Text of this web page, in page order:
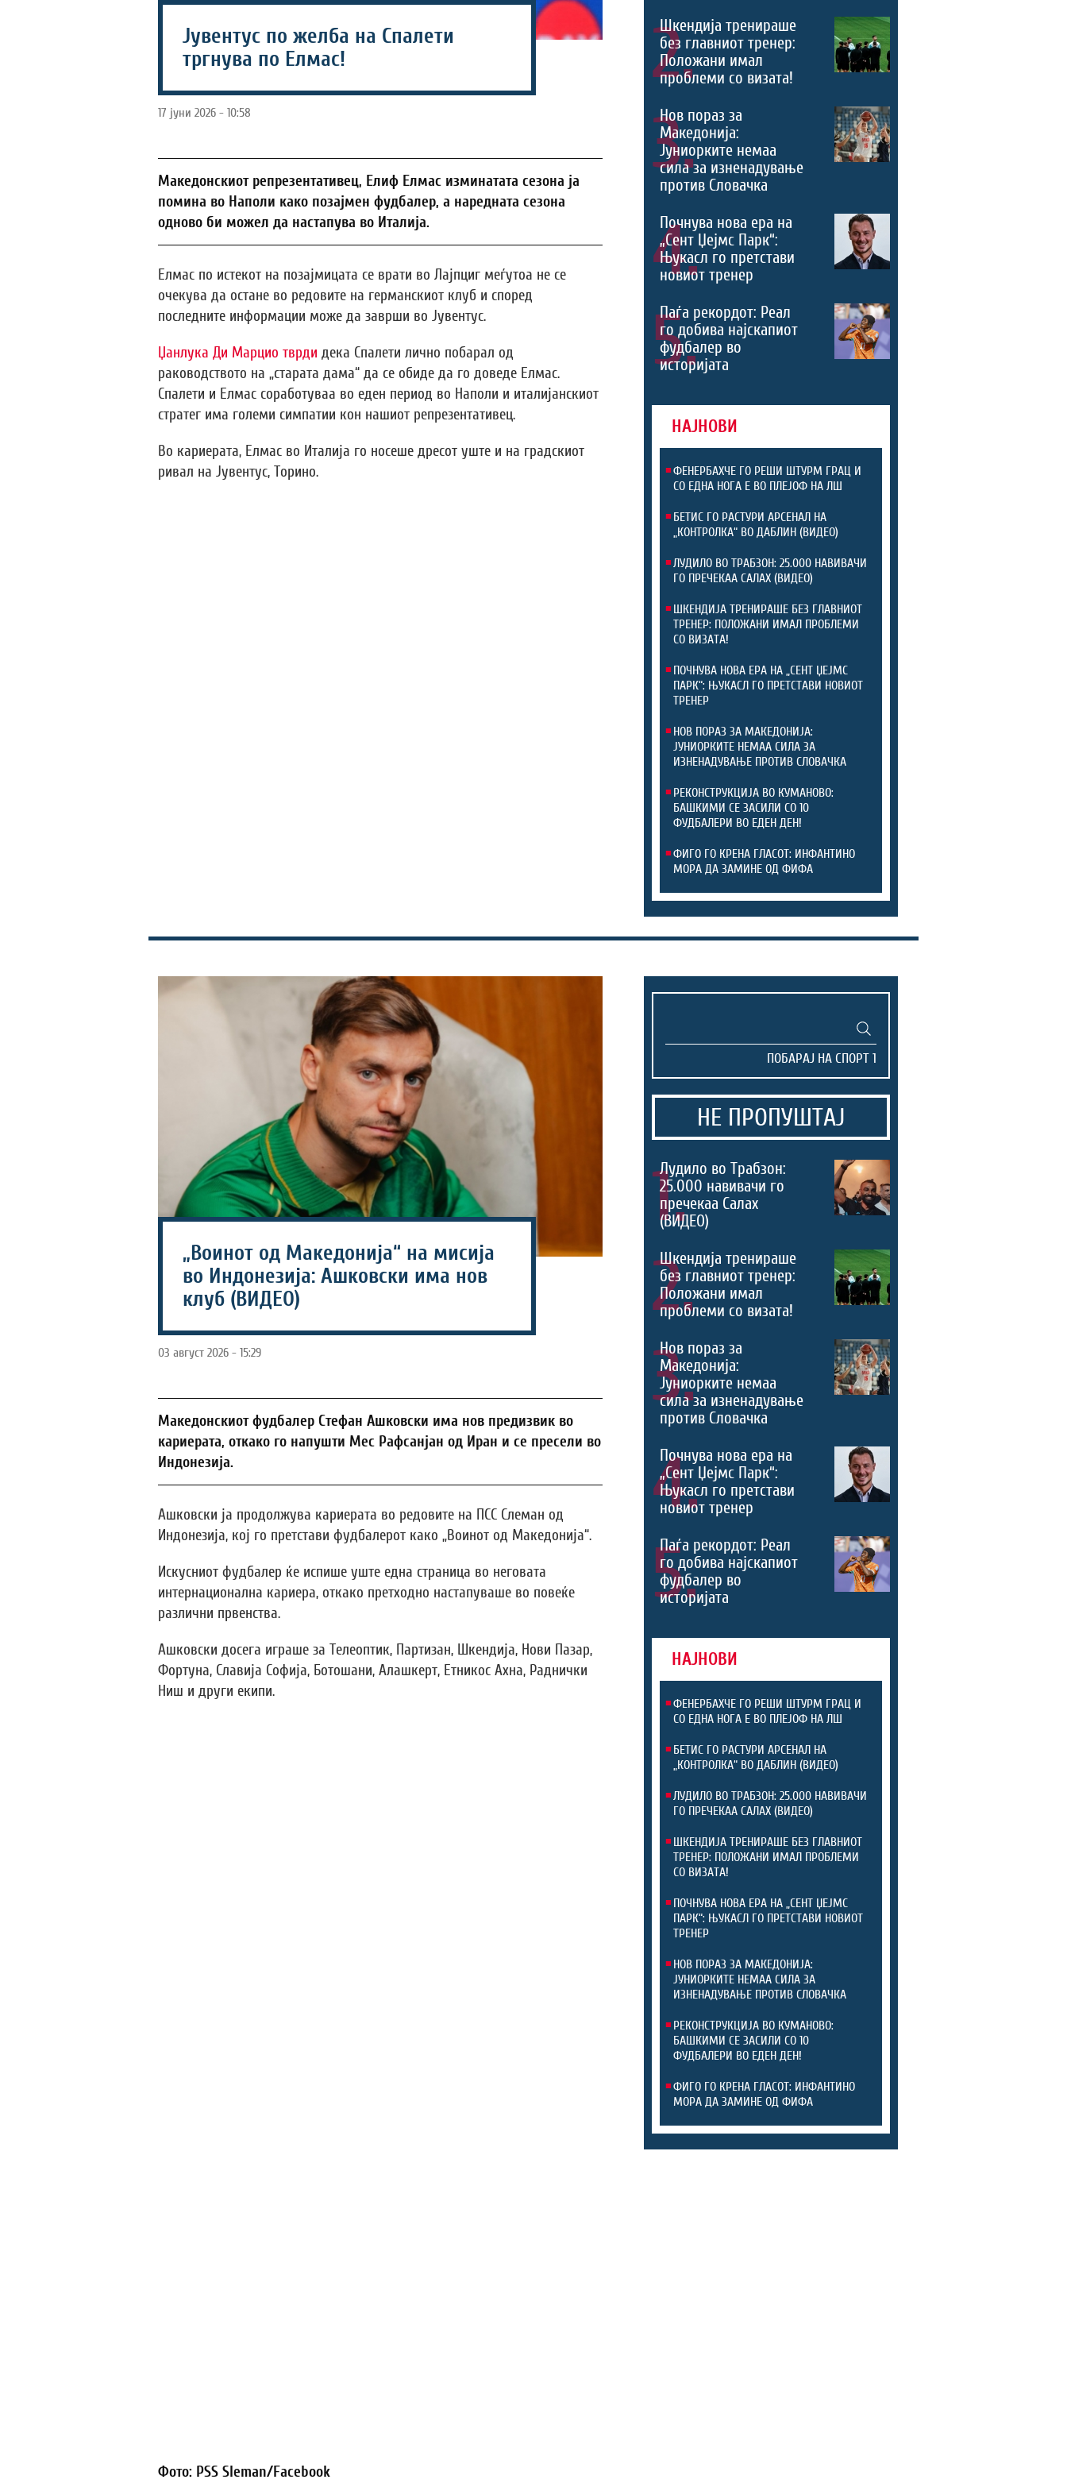
Јувентус по желба на Спалети
тргнува по Елмас!
17 јуни 2026 - 10:58
Македонскиот репрезентативец, Елиф Елмас изминатата сезона ја
помина во Наполи како позајмен фудбалер, а наредната сезона
одново би можел да настапува во Италија.
Елмас по истекот на позајмицата се врати во Лајпциг меѓутоа не се
очекува да остане во редовите на германскиот клуб и според
последните информации може да заврши во Јувентус.
Џанлука Ди Марцио тврди дека Спалети лично побарал од
раководството на „старата дама“ да се обиде да го доведе Елмас.
Спалети и Елмас соработуваа во еден период во Наполи и италијанскиот
стратег има големи симпатии кон нашиот репрезентативец.
Во кариерата, Елмас во Италија го носеше дресот уште и на градскиот
ривал на Јувентус, Торино.
2.
Шкендија тренираше
без главниот тренер:
Положани имал
проблеми со визата!
3.
Нов пораз за
Македонија:
Јуниорките немаа
сила за изненадување
против Словачка
4.
Почнува нова ера на
„Сент Џејмс Парк“:
Њукасл го претстави
новиот тренер
5.
Паѓа рекордот: Реал
го добива најскапиот
фудбалер во
историјата
НАЈНОВИ
ФЕНЕРБАХЧЕ ГО РЕШИ ШТУРМ ГРАЦ И
СО ЕДНА НОГА Е ВО ПЛЕЈОФ НА ЛШ
БЕТИС ГО РАСТУРИ АРСЕНАЛ НА
„КОНТРОЛКА“ ВО ДАБЛИН (ВИДЕО)
ЛУДИЛО ВО ТРАБЗОН: 25.000 НАВИВАЧИ
ГО ПРЕЧЕКАА САЛАХ (ВИДЕО)
ШКЕНДИЈА ТРЕНИРАШЕ БЕЗ ГЛАВНИОТ
ТРЕНЕР: ПОЛОЖАНИ ИМАЛ ПРОБЛЕМИ
СО ВИЗАТА!
ПОЧНУВА НОВА ЕРА НА „СЕНТ ЏЕЈМС
ПАРК“: ЊУКАСЛ ГО ПРЕТСТАВИ НОВИОТ
ТРЕНЕР
НОВ ПОРАЗ ЗА МАКЕДОНИЈА:
ЈУНИОРКИТЕ НЕМАА СИЛА ЗА
ИЗНЕНАДУВАЊЕ ПРОТИВ СЛОВАЧКА
РЕКОНСТРУКЦИЈА ВО КУМАНОВО:
БАШКИМИ СЕ ЗАСИЛИ СО 10
ФУДБАЛЕРИ ВО ЕДЕН ДЕН!
ФИГО ГО КРЕНА ГЛАСОТ: ИНФАНТИНО
МОРА ДА ЗАМИНЕ ОД ФИФА
„Воинот од Македонија“ на мисија
во Индонезија: Ашковски има нов
клуб (ВИДЕО)
03 август 2026 - 15:29
Македонскиот фудбалер Стефан Ашковски има нов предизвик во
кариерата, откако го напушти Мес Рафсанјан од Иран и се пресели во
Индонезија.
Ашковски ја продолжува кариерата во редовите на ПСС Слеман од
Индонезија, кој го претстави фудбалерот како „Воинот од Македонија“.
Искусниот фудбалер ќе испише уште една страница во неговата
интернационална кариера, откако претходно настапуваше во повеќе
различни првенства.
Ашковски досега играше за Телеоптик, Партизан, Шкендија, Нови Пазар,
Фортуна, Славија Софија, Ботошани, Алашкерт, Етникос Ахна, Раднички
Ниш и други екипи.
Фото: PSS Sleman/Facebook
НЕ ПРОПУШТАЈ
1.
Лудило во Трабзон:
25.000 навивачи го
пречекаа Салах
(ВИДЕО)
2.
Шкендија тренираше
без главниот тренер:
Положани имал
проблеми со визата!
3.
Нов пораз за
Македонија:
Јуниорките немаа
сила за изненадување
против Словачка
4.
Почнува нова ера на
„Сент Џејмс Парк“:
Њукасл го претстави
новиот тренер
5.
Паѓа рекордот: Реал
го добива најскапиот
фудбалер во
историјата
НАЈНОВИ
ФЕНЕРБАХЧЕ ГО РЕШИ ШТУРМ ГРАЦ И
СО ЕДНА НОГА Е ВО ПЛЕЈОФ НА ЛШ
БЕТИС ГО РАСТУРИ АРСЕНАЛ НА
„КОНТРОЛКА“ ВО ДАБЛИН (ВИДЕО)
ЛУДИЛО ВО ТРАБЗОН: 25.000 НАВИВАЧИ
ГО ПРЕЧЕКАА САЛАХ (ВИДЕО)
ШКЕНДИЈА ТРЕНИРАШЕ БЕЗ ГЛАВНИОТ
ТРЕНЕР: ПОЛОЖАНИ ИМАЛ ПРОБЛЕМИ
СО ВИЗАТА!
ПОЧНУВА НОВА ЕРА НА „СЕНТ ЏЕЈМС
ПАРК“: ЊУКАСЛ ГО ПРЕТСТАВИ НОВИОТ
ТРЕНЕР
НОВ ПОРАЗ ЗА МАКЕДОНИЈА:
ЈУНИОРКИТЕ НЕМАА СИЛА ЗА
ИЗНЕНАДУВАЊЕ ПРОТИВ СЛОВАЧКА
РЕКОНСТРУКЦИЈА ВО КУМАНОВО:
БАШКИМИ СЕ ЗАСИЛИ СО 10
ФУДБАЛЕРИ ВО ЕДЕН ДЕН!
ФИГО ГО КРЕНА ГЛАСОТ: ИНФАНТИНО
МОРА ДА ЗАМИНЕ ОД ФИФА